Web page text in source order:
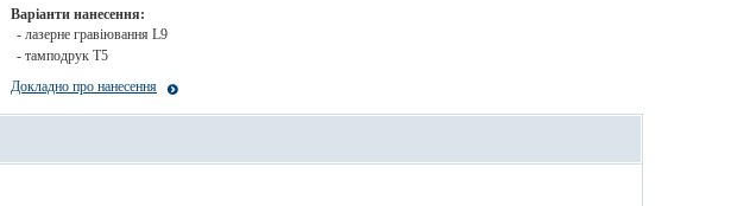
Варіанти нанесення:
- лазерне гравіювання L9
- тамподрук T5
Докладно про нанесення